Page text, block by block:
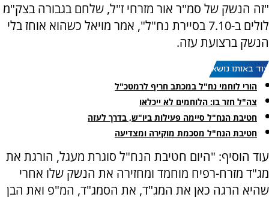
"זה הנשק של סמ"ר אור מזרחי ז"ל, שלחם בגבורה בצק"מ
לולים ב-7.10 בסיירת נח"ל", אמר מויאל כשהוא אוחז בלי
הנשק ברצועת עזה.
עוד באותו נושא:
הורי לוחמי נח"ל במכתב חריף לרמטכ"ל
צה"ל חזר בו: הלוחמים לא ייכלאו
חטיבת הנח"ל סיימה פעילות ביו"ש, בדרך לעזה
חטיבת הנח"ל מסכמת מוקירה ומצדיעה
עוד הוסיף: "היום חטיבת הנח"ל סוגרת מעגל, הורגת את
מג"ד מזרח-רפיח מוחמד ומחזירה את הנשק שלו אחרי
שהיא הרגה כאן את המג"ד, את הסמג"ד, המ"פ ואת הבן